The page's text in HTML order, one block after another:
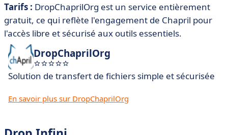
Tarifs : DropChaprilOrg est un service entièrement
gratuit, ce qui reflète l'engagement de Chapril pour
l'accès libre et sécurisé aux outils essentiels.
DropChaprilOrg
Solution de transfert de fichiers simple et sécurisée
En savoir plus sur DropChaprilOrg